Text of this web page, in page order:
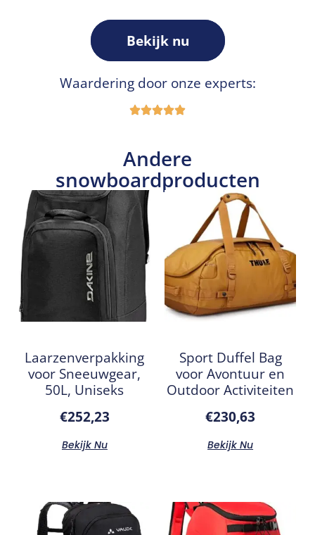
Bekijk nu
Waardering door onze experts:
Andere
snowboardproducten
Laarzenverpakking
voor Sneeuwgear,
50L, Uniseks
€252,23
Bekijk Nu
Sport Duffel Bag
voor Avontuur en
Outdoor Activiteiten
€230,63
Bekijk Nu